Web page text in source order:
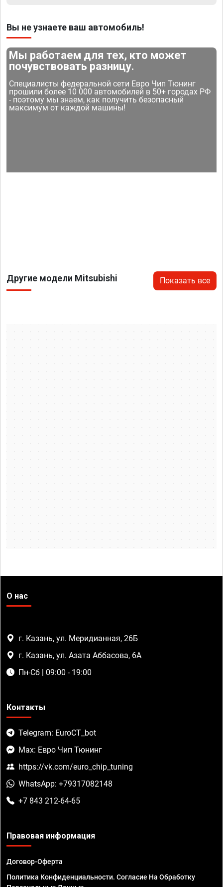
Вы не узнаете ваш автомобиль!
Мы работаем для тех, кто может
почувствовать разницу.
Специалисты федеральной сети Евро Чип Тюнинг
прошили более 10 000 автомобилей в 50+ городах РФ
- поэтому мы знаем, как получить безопасный
максимум от каждой машины!
Другие модели Mitsubishi Показать все
О нас
г. Казань, ул. Меридианная, 26Б
г. Казань, ул. Азата Аббасова, 6А
Пн-Сб | 09:00 - 19:00
Контакты
Telegram: EuroCT_bot
Max: Евро Чип Тюнинг
https://vk.com/euro_chip_tuning
WhatsApp: +79317082148
+7 843 212-64-65
Правовая информация
Договор-Оферта
Политика Конфиденциальности. Согласие На Обработку